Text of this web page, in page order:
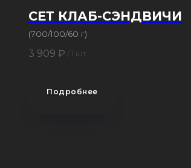
СЕТ КЛАБ-СЭНДВИЧИ
(700/100/60 г)
3 909 ₽ / 1 шт
Подробнее